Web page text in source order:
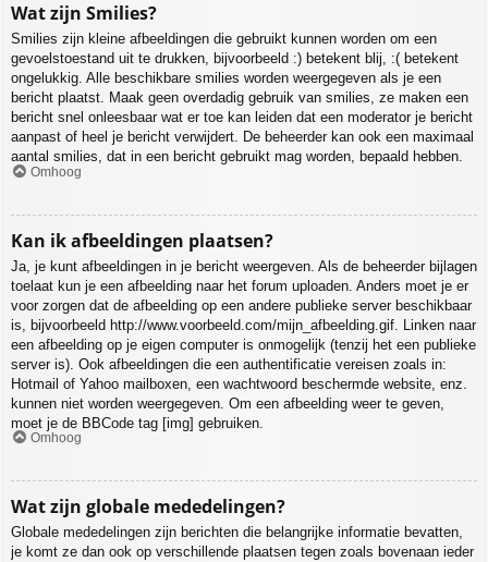
Wat zijn Smilies?
Smilies zijn kleine afbeeldingen die gebruikt kunnen worden om een
gevoelstoestand uit te drukken, bijvoorbeeld :) betekent blij, :( betekent
ongelukkig. Alle beschikbare smilies worden weergegeven als je een
bericht plaatst. Maak geen overdadig gebruik van smilies, ze maken een
bericht snel onleesbaar wat er toe kan leiden dat een moderator je bericht
aanpast of heel je bericht verwijdert. De beheerder kan ook een maximaal
aantal smilies, dat in een bericht gebruikt mag worden, bepaald hebben.
Omhoog
Kan ik afbeeldingen plaatsen?
Ja, je kunt afbeeldingen in je bericht weergeven. Als de beheerder bijlagen
toelaat kun je een afbeelding naar het forum uploaden. Anders moet je er
voor zorgen dat de afbeelding op een andere publieke server beschikbaar
is, bijvoorbeeld http://www.voorbeeld.com/mijn_afbeelding.gif. Linken naar
een afbeelding op je eigen computer is onmogelijk (tenzij het een publieke
server is). Ook afbeeldingen die een authentificatie vereisen zoals in:
Hotmail of Yahoo mailboxen, een wachtwoord beschermde website, enz.
kunnen niet worden weergegeven. Om een afbeelding weer te geven,
moet je de BBCode tag [img] gebruiken.
Omhoog
Wat zijn globale mededelingen?
Globale mededelingen zijn berichten die belangrijke informatie bevatten,
je komt ze dan ook op verschillende plaatsen tegen zoals bovenaan ieder